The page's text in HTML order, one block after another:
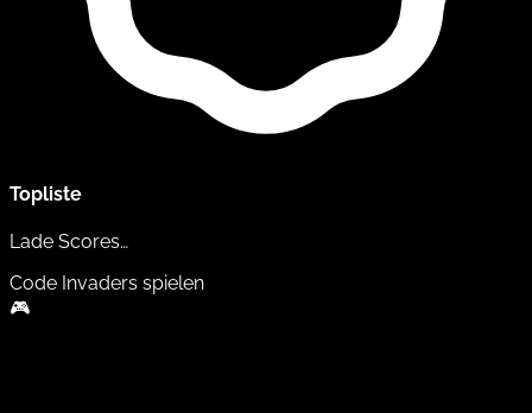
Topliste
Lade Scores…
Code Invaders spielen
🎮